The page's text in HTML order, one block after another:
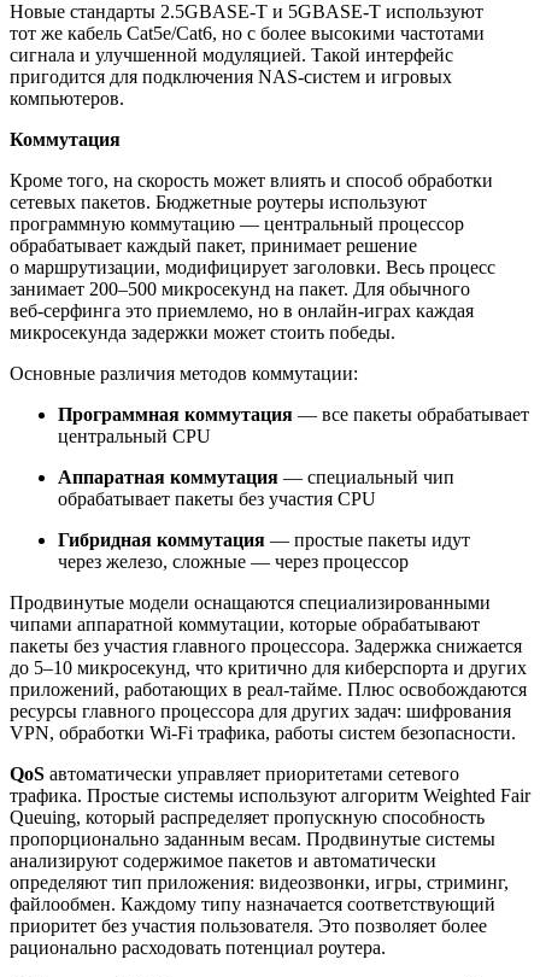
Новые стандарты 2.5GBASE‑T и 5GBASE‑T используют
тот же кабель Cat5e/Cat6, но с более высокими частотами
сигнала и улучшенной модуляцией. Такой интерфейс
пригодится для подключения NAS‑систем и игровых
компьютеров.
Коммутация
Кроме того, на скорость может влиять и способ обработки
сетевых пакетов. Бюджетные роутеры используют
программную коммутацию — центральный процессор
обрабатывает каждый пакет, принимает решение
о маршрутизации, модифицирует заголовки. Весь процесс
занимает 200–500 микросекунд на пакет. Для обычного
веб‑серфинга это приемлемо, но в онлайн‑играх каждая
микросекунда задержки может стоить победы.
Основные различия методов коммутации:
Программная коммутация — все пакеты обрабатывает
центральный CPU
Аппаратная коммутация — специальный чип
обрабатывает пакеты без участия CPU
Гибридная коммутация — простые пакеты идут
через железо, сложные — через процессор
Продвинутые модели оснащаются специализированными
чипами аппаратной коммутации, которые обрабатывают
пакеты без участия главного процессора. Задержка снижается
до 5–10 микросекунд, что критично для киберспорта и других
приложений, работающих в реал‑тайме. Плюс освобождаются
ресурсы главного процессора для других задач: шифрования
VPN, обработки Wi‑Fi трафика, работы систем безопасности.
QoS автоматически управляет приоритетами сетевого
трафика. Простые системы используют алгоритм Weighted Fair
Queuing, который распределяет пропускную способность
пропорционально заданным весам. Продвинутые системы
анализируют содержимое пакетов и автоматически
определяют тип приложения: видеозвонки, игры, стриминг,
файлообмен. Каждому типу назначается соответствующий
приоритет без участия пользователя. Это позволяет более
рационально расходовать потенциал роутера.